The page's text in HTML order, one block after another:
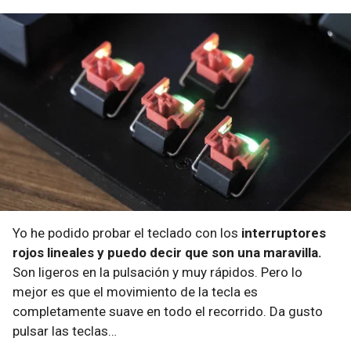
Yo he podido probar el teclado con los interruptores
rojos lineales y puedo decir que son una maravilla.
Son ligeros en la pulsación y muy rápidos. Pero lo
mejor es que el movimiento de la tecla es
completamente suave en todo el recorrido. Da gusto
pulsar las teclas…